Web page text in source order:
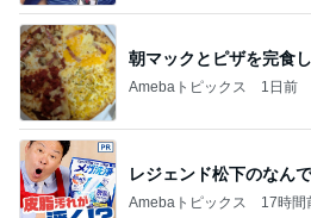
朝マックとピザを完食
Amebaトピックス 1日前
レジェンド松下のなん
Amebaトピックス 17時間